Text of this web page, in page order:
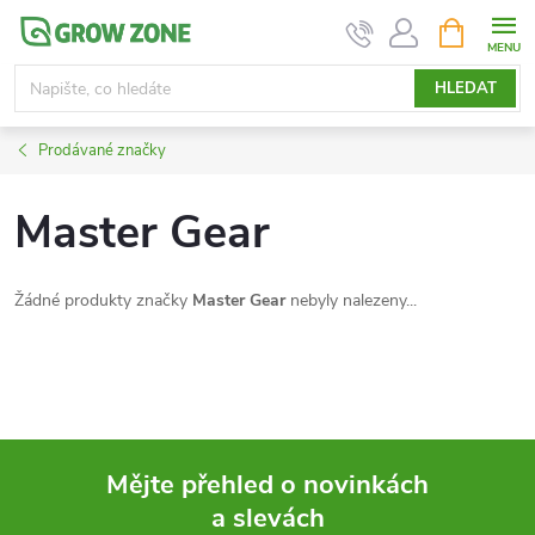
Přejít
obsah
HLEDAT
NÁKUPNÍ
KOŠÍK
Prodávané značky
Master Gear
Žádné produkty značky Master Gearnebyly nalezeny...
Mějte přehled o novinkách
a slevách